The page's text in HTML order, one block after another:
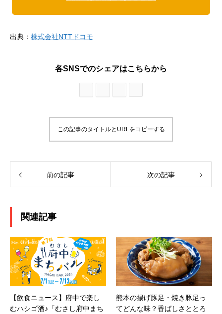
出典： 株式会社NTTドコモ
各SNSでのシェアはこちらから
この記事のタイトルとURLをコピーする
前の記事 次の記事
関連記事
【飲食ニュース】府中で楽し
むハシゴ酒♪「むさし府中まち
熊本の揚げ豚足・焼き豚足っ
てどんな味？香ばしさととろ